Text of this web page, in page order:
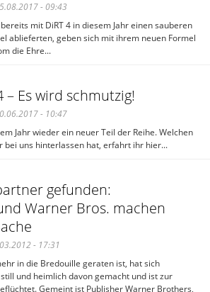
- 09:43
mit DiRT 4 in diesem Jahr einen sauberen
ablieferten, geben sich mit ihrem neuen Formel
die Ehre...
– Es wird schmutzig!
- 10:47
Jahr wieder ein neuer Teil der Reihe. Welchen
bei uns hinterlassen hat, erfahrt ihr hier...
gefunden:
Warner Bros. machen
- 17:31
in die Bredouille geraten ist, hat sich
und heimlich davon gemacht und ist zur
Gemeint ist Publisher Warner Brothers,